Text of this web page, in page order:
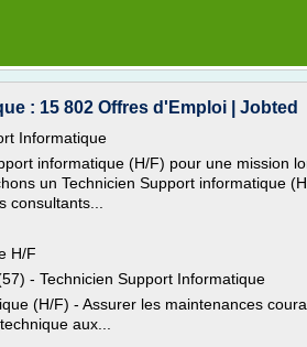
: 15 802 Offres d'Emploi | Jobted
Informatique
informatique (H/F) pour une mission
un Technicien Support informatique
consultants...
H/F
- Technicien Support Informatique
(H/F) - Assurer les maintenances
aux...